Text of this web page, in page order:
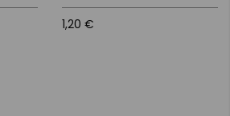
1,20 €